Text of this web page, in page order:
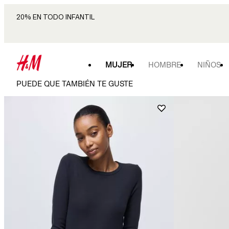
20% EN TODO INFANTIL
MUJER HOMBRE NIÑOS
PUEDE QUE TAMBIÉN TE GUSTE